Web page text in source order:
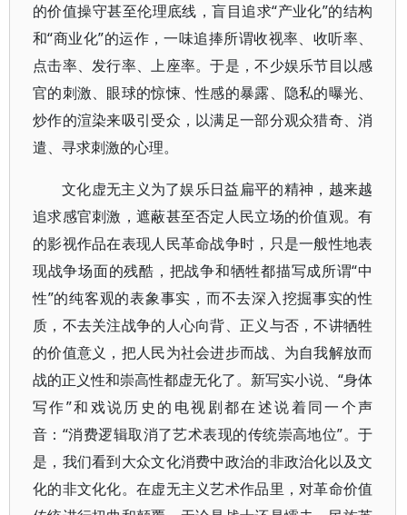
的价值操守甚至伦理底线，盲目追求“产业化”的结构
和“商业化”的运作，一味追捧所谓收视率、收听率、
点击率、发行率、上座率。于是，不少娱乐节目以感
官的刺激、眼球的惊悚、性感的暴露、隐私的曝光、
炒作的渲染来吸引受众，以满足一部分观众猎奇、消
遣、寻求刺激的心理。
文化虚无主义为了娱乐日益扁平的精神，越来越
追求感官刺激，遮蔽甚至否定人民立场的价值观。有
的影视作品在表现人民革命战争时，只是一般性地表
现战争场面的残酷，把战争和牺牲都描写成所谓“中
性”的纯客观的表象事实，而不去深入挖掘事实的性
质，不去关注战争的人心向背、正义与否，不讲牺牲
的价值意义，把人民为社会进步而战、为自我解放而
战的正义性和崇高性都虚无化了。新写实小说、“身体
写作”和戏说历史的电视剧都在述说着同一个声
音：“消费逻辑取消了艺术表现的传统崇高地位”。于
是，我们看到大众文化消费中政治的非政治化以及文
化的非文化化。在虚无主义艺术作品里，对革命价值